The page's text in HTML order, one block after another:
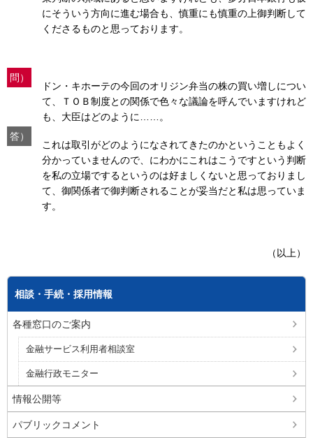
にそういう方向に進む場合も、慎重にも慎重の上御判断して
くださるものと思っております。
問）
ドン・キホーテの今回のオリジン弁当の株の買い増しについ
て、ＴＯＢ制度との関係で色々な議論を呼んでいますけれど
も、大臣はどのように……。
答）
これは取引がどのようになされてきたのかということもよく
分かっていませんので、にわかにこれはこうですという判断
を私の立場でするというのは好ましくないと思っておりまし
て、御関係者で御判断されることが妥当だと私は思っていま
す。
（以上）
相談・手続・採用情報
各種窓口のご案内
金融サービス利用者相談室
金融行政モニター
情報公開等
パブリックコメント